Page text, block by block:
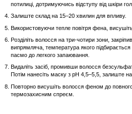
потилиці, дотримуючись відступу від шкіри
Залиште склад на 15–20 хвилин для впливу.
Використовуючи тепле повітря фена,
Розділіть волосся на три-чотири зони,
випрямляча, температура якого підбирається
пасмо до легкого запаювання.
Видаліть засіб, промивши волосся
Потім нанесіть маску з pH 4,5–5,5, залиште
Повторно висушіть волосся феном до
термозахисним спреєм.